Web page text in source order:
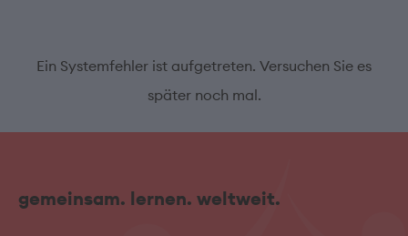
Ein Systemfehler ist aufgetreten. Versuchen Sie es
später noch mal.
gemeinsam. lernen. weltweit.